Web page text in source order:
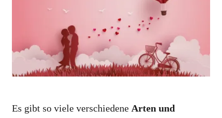
Es gibt so viele verschiedene Arten und